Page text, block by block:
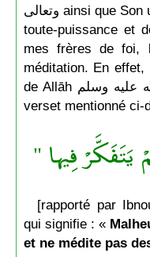
وتعالى ainsi que Son unicité et la confirmation de Sa
toute-puissance et
mes frères de foi,
méditation. En
de Allāh صلَّى الله عليه وسلم qu’il a dit au sujet du
verset mentionné ci-
يَتَفَكَّرْ فِيها "
[rapporté par
qui signifie : «
et ne médite pas